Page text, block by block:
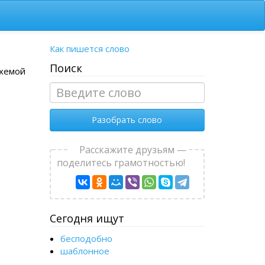
Как пишется слово
Поиск
Разобрать слово
Расскажите друзьям —
поделитесь грамотностью!
Сегодня ищут
бесподобно
шаблонное